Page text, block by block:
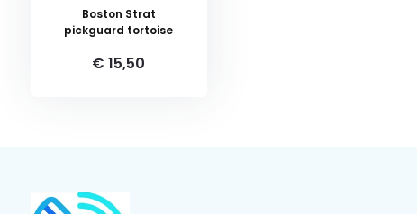
Boston Strat
pickguard tortoise
€ 15,50